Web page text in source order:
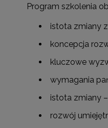
Program szkolenia
istota zmiany
koncepcja
kluczowe
wymagania
istota zmiany
rozwój